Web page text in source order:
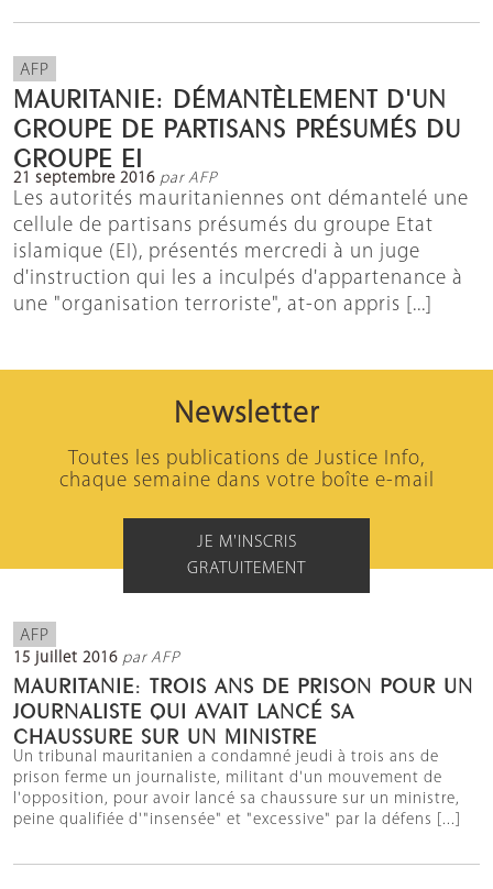
AFP
MAURITANIE: DÉMANTÈLEMENT D'UN
GROUPE DE PARTISANS PRÉSUMÉS DU
GROUPE EI
21 septembre 2016 par AFP
Les autorités mauritaniennes ont démantelé une
cellule de partisans présumés du groupe Etat
islamique (EI), présentés mercredi à un juge
d'instruction qui les a inculpés d'appartenance à
une "organisation terroriste", at-on appris [...]
Newsletter
Toutes les publications de Justice Info,
chaque semaine dans votre boîte e-mail
JE M'INSCRIS
GRATUITEMENT
AFP
15 juillet 2016 par AFP
MAURITANIE: TROIS ANS DE PRISON POUR UN
JOURNALISTE QUI AVAIT LANCÉ SA
CHAUSSURE SUR UN MINISTRE
Un tribunal mauritanien a condamné jeudi à trois ans de
prison ferme un journaliste, militant d'un mouvement de
l'opposition, pour avoir lancé sa chaussure sur un ministre,
peine qualifiée d'"insensée" et "excessive" par la défens [...]